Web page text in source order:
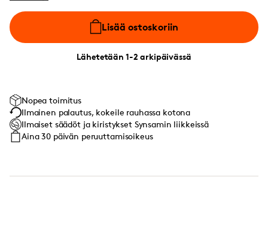
Lisää ostoskoriin
Lähetetään 1-2 arkipäivässä
Nopea toimitus
Ilmainen palautus, kokeile rauhassa kotona
Ilmaiset säädöt ja kiristykset Synsamin liikkeissä
Aina 30 päivän peruuttamisoikeus